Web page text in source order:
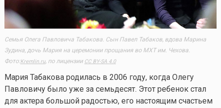
Семья Олега Павловича Табакова. Сын Павел Табаков, вдова Марина
Зудина, дочь Мария на церемонии прощания во МХТ им. Чехова.
Фото:Kremlin.ru​, по лицензии CC BY-SA 4.0
Мария Табакова родилась в 2006 году, когда Олегу
Павловичу было уже за семьдесят. Этот ребенок стал
для актера большой радостью, его настоящим счастьем